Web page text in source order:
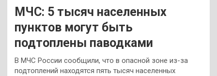
МЧС: 5 тысяч населенных
пунктов могут быть
подтоплены паводками
В МЧС России сообщили, что в опасной зоне из-за
подтоплений находятся пять тысяч населенных